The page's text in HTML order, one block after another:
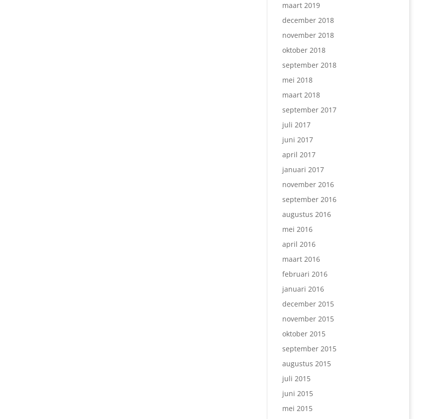
maart 2019
december 2018
november 2018
oktober 2018
september 2018
mei 2018
maart 2018
september 2017
juli 2017
juni 2017
april 2017
januari 2017
november 2016
september 2016
augustus 2016
mei 2016
april 2016
maart 2016
februari 2016
januari 2016
december 2015
november 2015
oktober 2015
september 2015
augustus 2015
juli 2015
juni 2015
mei 2015